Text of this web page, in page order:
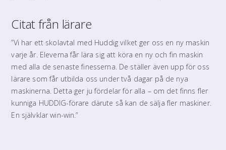
Citat från lärare
”Vi har ett skolavtal med Huddig vilket ger oss en ny maskin
varje år. Eleverna får lära sig att köra en ny och fin maskin
med alla de senaste finesserna. De ställer även upp för oss
lärare som får utbilda oss under två dagar på de nya
maskinerna. Detta ger ju fördelar för alla – om det finns fler
kunniga HUDDIG-förare därute så kan de sälja fler maskiner.
En självklar win-win.”